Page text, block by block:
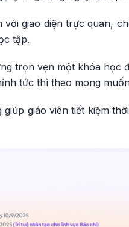
giao diện trực quan,
tập.
trọn vẹn một khóa học
tức thì theo mong
giáo viên tiết kiệm